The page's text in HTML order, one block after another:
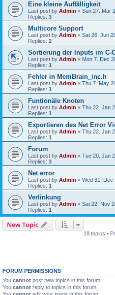
Eine kleine Auffälligkeit
Last post by Admin « Sun 27. Mar
Replies: 3
Multicore Support
Last post by Admin « Sat 26. Jun
Replies: 2
Sortierung der Inputs im C-
Last post by Admin « Mon 7. Dec
Replies: 1
Fehler in MemBrain_inc.h
Last post by Admin « Thu 7. May
Replies: 1
Funtionäle Knoten
Last post by Admin « Thu 22. Jan
Replies: 1
Exportieren des Net Error
Last post by Admin « Thu 22. Jan
Replies: 1
Forum
Last post by Admin « Tue 20. Jan
Replies: 3
Net error
Last post by Admin « Wed 31. Dec
Replies: 1
Verlinkung
Last post by Admin « Sat 22. Nov
Replies: 1
New Topic
18 topics •
FORUM PERMISSIONS
You cannot post new topics in this forum
You cannot reply to topics in this forum